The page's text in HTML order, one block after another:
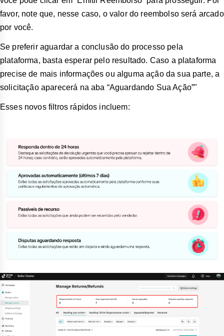
favor, note que, nesse caso, o valor do reembolso será arcado
por você.
Se preferir aguardar a conclusão do processo pela
plataforma, basta esperar pelo resultado. Caso a plataforma
precise de mais informações ou alguma ação da sua parte, a
solicitação aparecerá na aba “Aguardando Sua Ação”"
Esses novos filtros rápidos incluem: